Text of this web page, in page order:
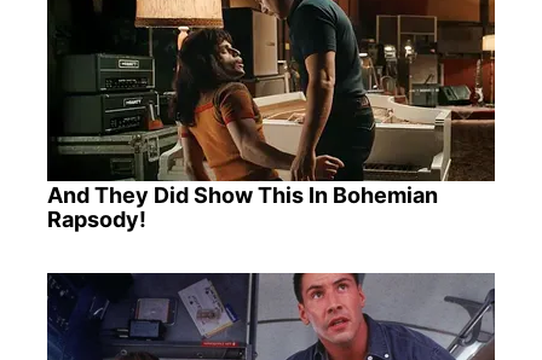
And They Did Show This In Bohemian
Rapsody!